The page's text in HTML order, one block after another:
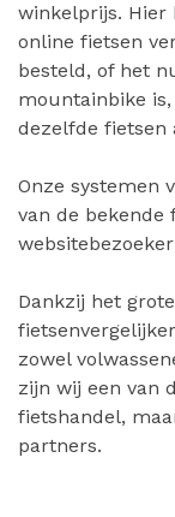
winkelprijs. Hier
online fietsen
besteld, of het
mountainbike
dezelfde fietsen
Onze systemen
van de bekende
Dankzij het
zowel
zijn wij een van
fietshandel,
partners.